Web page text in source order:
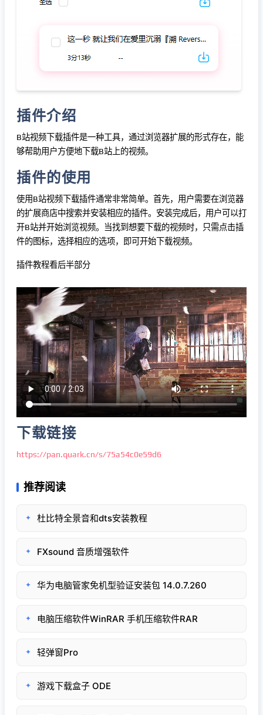
插件介绍
B站视频下载插件是一种工具，通过浏览器扩展的形式存在，能
够帮助用户方便地下载B站上的视频。
插件的使用
使用B站视频下载插件通常非常简单。首先，用户需要在浏览器
的扩展商店中搜索并安装相应的插件。安装完成后，用户可以打
开B站并开始浏览视频。当找到想要下载的视频时，只需点击插
件的图标，选择相应的选项，即可开始下载视频。
插件教程看后半部分
下载链接
https://pan.quark.cn/s/75a54c0e59d6
推荐阅读
✦ 杜比特全景音和dts安装教程
✦ FXsound 音质增强软件
✦ 华为电脑管家免机型验证安装包 14.0.7.260
✦ 电脑压缩软件WinRAR 手机压缩软件RAR
✦ 轻弹窗Pro
✦ 游戏下载盒子 ODE